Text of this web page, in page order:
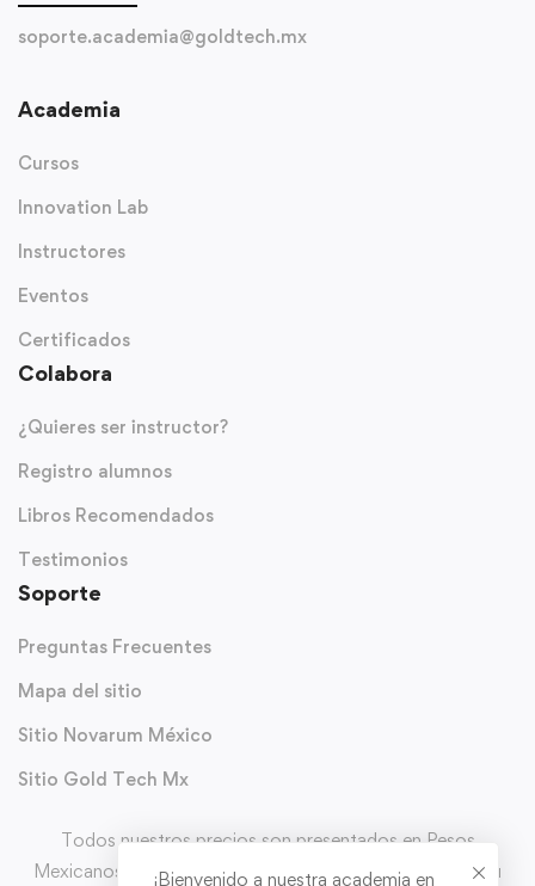
soporte.academia@goldtech.mx
Academia
Cursos
Innovation Lab
Instructores
Eventos
Certificados
Colabora
¿Quieres ser instructor?
Registro alumnos
Libros Recomendados
Testimonios
Soporte
Preguntas Frecuentes
Mapa del sitio
Sitio Novarum México
Sitio Gold Tech Mx
Todos nuestros precios son presentados en Pesos
Mexicanos (MXN) y con IVA incluido. Puedes solicitar tu
¡Bienvenido a nuestra academia en